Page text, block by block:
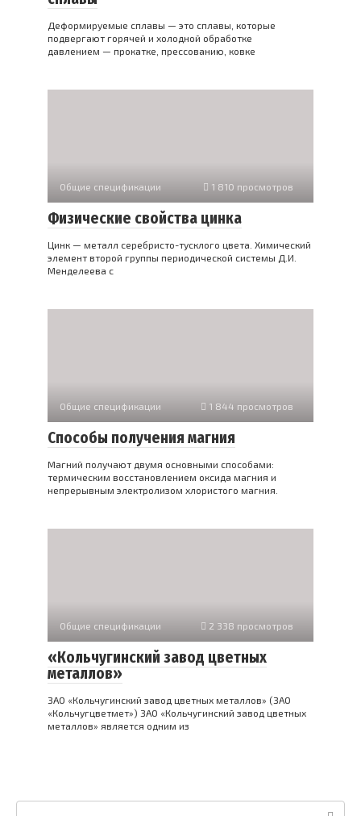
Деформируемые сплавы — это сплавы, которые
подвергают горячей и холодной обработке
давлением — прокатке, прессованию, ковке
Общие спецификации 1 810 просмотров
Физические свойства цинка
Цинк — металл серебристо-тусклого цвета. Химический
элемент второй группы периодической системы Д.И.
Менделеева с
Общие спецификации 1 844 просмотров
Способы получения магния
Магний получают двумя основными способами:
термическим восстановлением оксида магния и
непрерывным электролизом хлористого магния.
Общие спецификации 2 338 просмотров
«Кольчугинский завод цветных
металлов»
ЗАО «Кольчугинский завод цветных металлов» (ЗАО
«Кольчугцветмет») ЗАО «Кольчугинский завод цветных
металлов» является одним из
Поиск: